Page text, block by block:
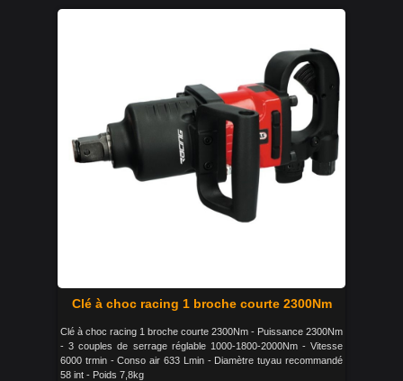
Clé à choc racing 1 broche courte 2300Nm
Clé à choc racing 1 broche courte 2300Nm - Puissance 2300Nm
- 3 couples de serrage réglable 1000-1800-2000Nm - Vitesse
6000 trmin - Conso air 633 Lmin - Diamètre tuyau recommandé
58 int - Poids 7,8kg